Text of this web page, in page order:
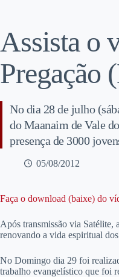
Assista o
Pregação
No dia 28 de julho
do Maanaim de Vale
presença de 3000
05/08/2012
Faça o download (baixe) do
Após transmissão via Satélite,
renovando a vida espiritual
No Domingo dia 29 foi
trabalho evangelístico que foi